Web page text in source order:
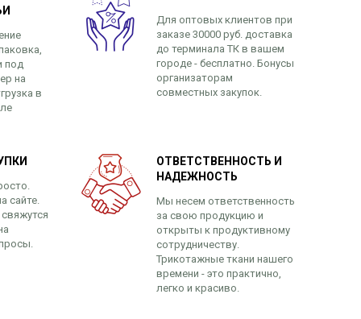
под
на
в
Для оптовых клиентов при
заказе 30000 руб. доставка
до терминала ТК в вашем
городе - бесплатно. Бонусы
организаторам
совместных закупок.
сайте.
ОТВЕТСТВЕННОСТЬ И
НАДЕЖНОСТЬ
Мы несем ответственность
за свою продукцию и
открыты к продуктивному
сотрудничеству.
Трикотажные ткани нашего
времени - это практично,
легко и красиво.